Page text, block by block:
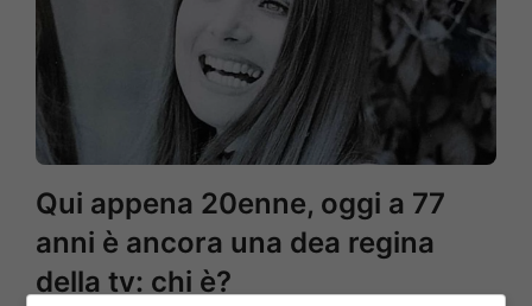
Qui appena 20enne, oggi a 77
anni è ancora una dea regina
della tv: chi è?